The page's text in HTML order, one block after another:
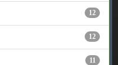
12
12
11